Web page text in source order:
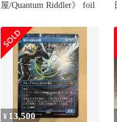
屋/Quantum Riddler》 foil
¥ 13,500